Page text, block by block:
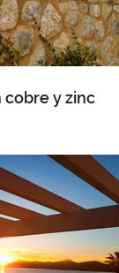
cobre y zinc